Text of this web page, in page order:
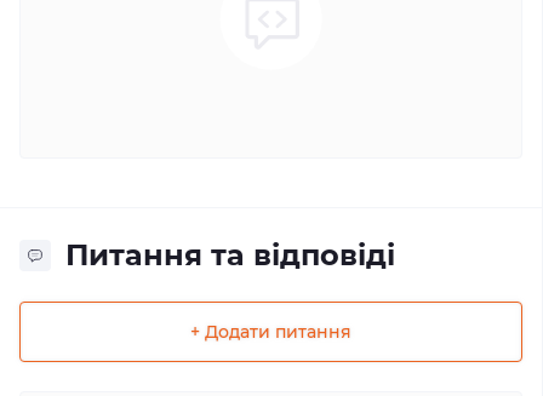
Питання та відповіді
+ Додати питання